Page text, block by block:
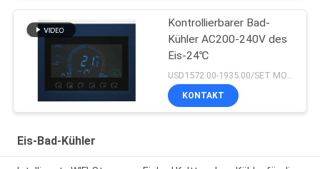
Kontrollierbarer Bad-
Kühler AC200-240V des
Eis-24℃
USD1572.00-1935.00/SET MOQ:1SET
KONTAKT
Eis-Bad-Kühler